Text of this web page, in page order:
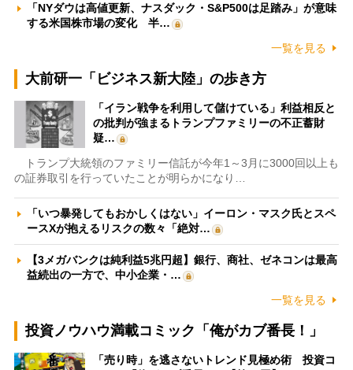
「NYダウは高値更新、ナスダック・S&P500は足踏み」が意味
する米国株市場の変化 半…
一覧を見る
大前研一「ビジネス新大陸」の歩き方
「イラン戦争を利用して儲けている」利益相反と
の批判が強まるトランプファミリーの不正蓄財
疑…
トランプ大統領のファミリー信託が今年1～3月に3000回以上も
の証券取引を行っていたことが明らかになり…
「いつ暴発してもおかしくはない」イーロン・マスク氏とスペ
ースXが抱えるリスクの数々「絶対…
【3メガバンクは純利益5兆円超】銀行、商社、ゼネコンは最高
益続出の一方で、中小企業・…
一覧を見る
投資ノウハウ満載コミック「俺がカブ番長！」
「売り時」を逃さないトレンド見極め術 投資コ